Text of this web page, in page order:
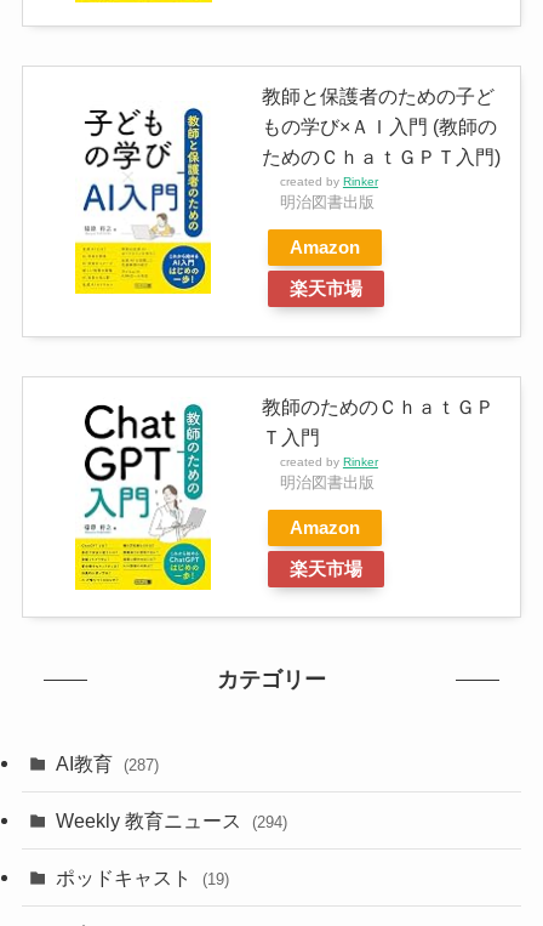
教師と保護者のための子ど
もの学び×ＡＩ入門 (教師の
ためのＣｈａｔＧＰＴ入門)
created by Rinker
明治図書出版
Amazon
楽天市場
教師のためのＣｈａｔＧＰ
Ｔ入門
created by Rinker
明治図書出版
Amazon
楽天市場
カテゴリー
AI教育 (287)
Weekly 教育ニュース (294)
ポッドキャスト (19)